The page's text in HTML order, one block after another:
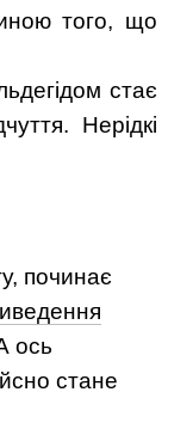
того, що
стає
Нерідкі
починає
ось
стане